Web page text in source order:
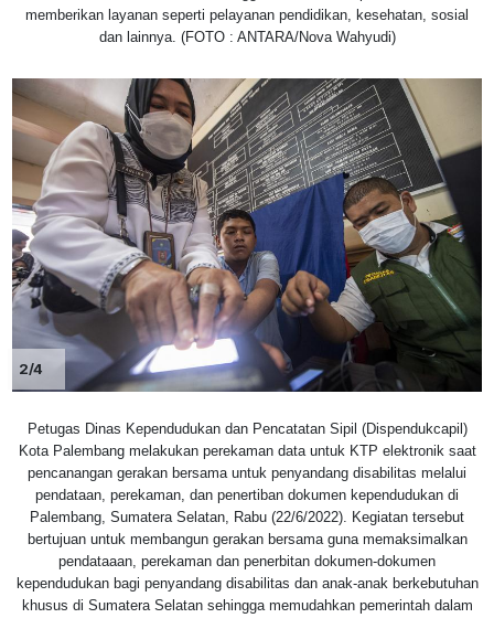
memberikan layanan seperti pelayanan pendidikan, kesehatan, sosial
dan lainnya. (FOTO : ANTARA/Nova Wahyudi)
2/4
Petugas Dinas Kependudukan dan Pencatatan Sipil (Dispendukcapil)
Kota Palembang melakukan perekaman data untuk KTP elektronik saat
pencanangan gerakan bersama untuk penyandang disabilitas melalui
pendataan, perekaman, dan penertiban dokumen kependudukan di
Palembang, Sumatera Selatan, Rabu (22/6/2022). Kegiatan tersebut
bertujuan untuk membangun gerakan bersama guna memaksimalkan
pendataaan, perekaman dan penerbitan dokumen-dokumen
kependudukan bagi penyandang disabilitas dan anak-anak berkebutuhan
khusus di Sumatera Selatan sehingga memudahkan pemerintah dalam